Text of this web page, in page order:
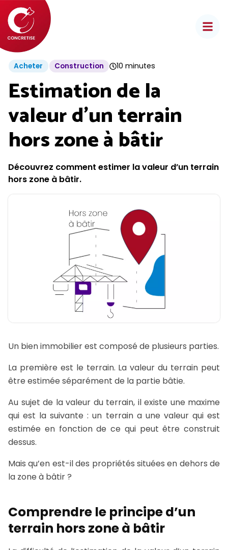
Aller
au
contenu
Acheter Construction 10 minutes
Estimation de la
valeur d’un terrain
hors zone à bâtir
Découvrez comment estimer la valeur d’un terrain
hors zone à bâtir.
Un bien immobilier est composé de plusieurs parties.
La première est le terrain. La valeur du terrain peut
être estimée séparément de la partie bâtie.
Au sujet de la valeur du terrain, il existe une maxime
qui est la suivante : un terrain a une valeur qui est
estimée en fonction de ce qui peut être construit
dessus.
Mais qu’en est-il des propriétés situées en dehors de
la zone à bâtir ?
Comprendre le principe d’un
terrain hors zone à bâtir